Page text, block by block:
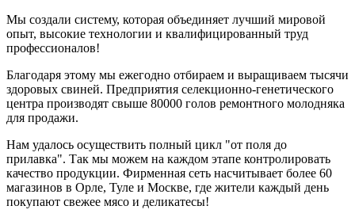
Мы создали систему, которая объединяет лучший мировой
опыт, высокие технологии и квалифицированный труд
профессионалов!
Благодаря этому мы ежегодно отбираем и выращиваем тысячи
здоровых свиней. Предприятия селекционно-генетического
центра производят свыше 80000 голов ремонтного молодняка
для продажи.
Нам удалось осуществить полный цикл "от поля до
прилавка". Так мы можем на каждом этапе контролировать
качество продукции. Фирменная сеть насчитывает более 60
магазинов в Орле, Туле и Москве, где жители каждый день
покупают свежее мясо и деликатесы!